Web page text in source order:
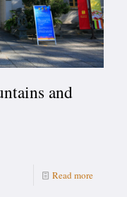
and
Read more